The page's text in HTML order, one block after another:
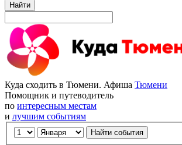
Найти
Куда сходить в Тюмени. Афиша Тюмени
Помощник и путеводитель
по интересным местам
и лучшим событиям